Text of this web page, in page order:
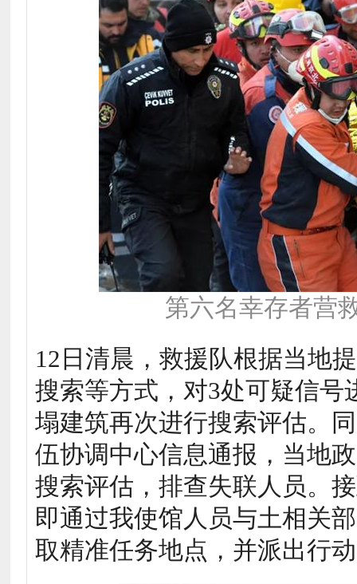
第六名幸存者营
12日清晨，救援队根据当地
搜索等方式，对3处可疑信
塌建筑再次进行搜索评估。
伍协调中心信息通报，当地
搜索评估，排查失联人员。
即通过我使馆人员与土相关
取精准任务地点，并派出行